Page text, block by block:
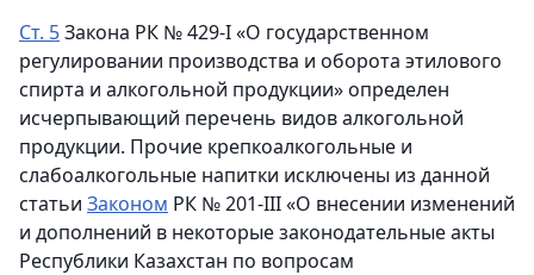
Ст. 5Закона РК № 429-I «О государственном
регулировании производства и оборота этилового
спирта и алкогольной продукции» определен
исчерпывающий перечень видов алкогольной
продукции. Прочие крепкоалкогольные и
слабоалкогольные напитки исключены из данной
статьи Законом РК № 201-III «О внесении изменений
и дополнений в некоторые законодательные акты
Республики Казахстан по вопросам